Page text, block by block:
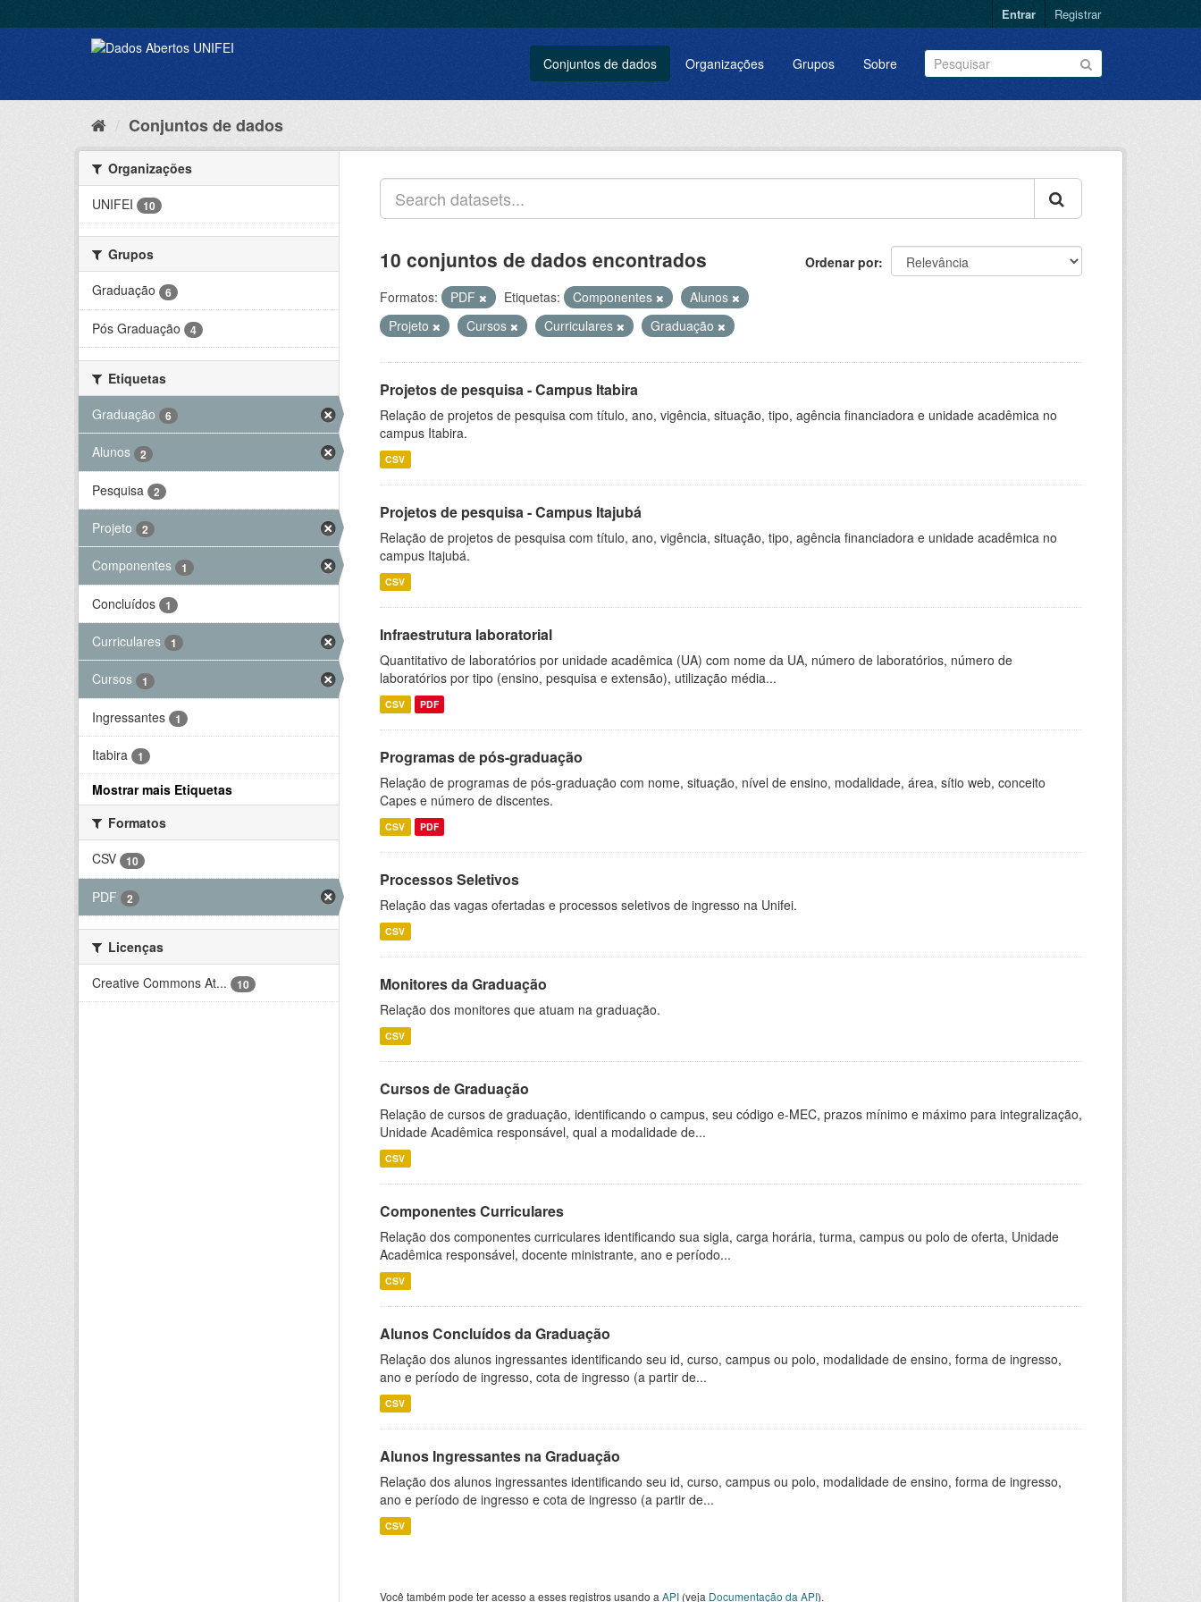
Entrar Registrar
Conjuntos de dados Organizações Grupos Sobre
Conjuntos de dados
Organizações
UNIFEI
10
Grupos
Graduação
6
Pós Graduação 4
Etiquetas
Graduação
6
Alunos 2
Pesquisa 2
Projeto 2
Componentes 1
Concluídos 1
Curriculares 1
Cursos 1
Ingressantes 1
Itabira 1
Mostrar mais Etiquetas
Formatos
CSV
10
PDF 2
Licenças
Creative Commons At...
10
Ordenar por
10 conjuntos de dados encontrados
Formatos: PDF Etiquetas: Componentes
Alunos
Projeto
Cursos Curriculares Graduação
Projetos de pesquisa - Campus Itabira
Relação de projetos de pesquisa com título, ano, vigência, situação, tipo, agência financiadora e unidade acadêmica no
campus Itabira.
CSV
Projetos de pesquisa - Campus Itajubá
Relação de projetos de pesquisa com título, ano, vigência, situação, tipo, agência financiadora e unidade acadêmica no
campus Itajubá.
CSV
Infraestrutura laboratorial
Quantitativo de laboratórios por unidade acadêmica (UA) com nome da UA, número de laboratórios, número de
laboratórios por tipo (ensino, pesquisa e extensão), utilização média...
CSV PDF
Programas de pós-graduação
Relação de programas de pós-graduação com nome, situação, nível de ensino, modalidade, área, sítio web, conceito
Capes e número de discentes.
CSV PDF
Processos Seletivos
Relação das vagas ofertadas e processos seletivos de ingresso na Unifei.
CSV
Monitores da Graduação
Relação dos monitores que atuam na graduação.
CSV
Cursos de Graduação
Relação de cursos de graduação, identificando o campus, seu código e-MEC, prazos mínimo e máximo para integralização,
Unidade Acadêmica responsável, qual a modalidade de...
CSV
Componentes Curriculares
Relação dos componentes curriculares identificando sua sigla, carga horária, turma, campus ou polo de oferta, Unidade
Acadêmica responsável, docente ministrante, ano e período...
CSV
Alunos Concluídos da Graduação
Relação dos alunos ingressantes identificando seu id, curso, campus ou polo, modalidade de ensino, forma de ingresso,
ano e período de ingresso, cota de ingresso (a partir de...
CSV
Alunos Ingressantes na Graduação
Relação dos alunos ingressantes identificando seu id, curso, campus ou polo, modalidade de ensino, forma de ingresso,
ano e período de ingresso e cota de ingresso (a partir de...
CSV
Você também pode ter acesso a esses registros usando a API (veja Documentação da API).